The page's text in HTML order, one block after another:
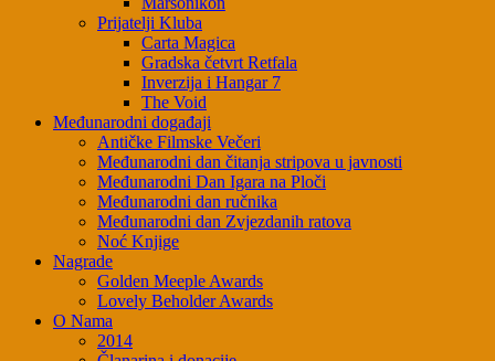
Prijatelji Kluba
Carta Magica
Gradska četvrt Retfala
Inverzija i Hangar 7
The Void
Međunarodni događaji
Antičke Filmske Večeri
Međunarodni dan čitanja stripova u javnosti
Međunarodni Dan Igara na Ploči
Međunarodni dan ručnika
Međunarodni dan Zvjezdanih ratova
Noć Knjige
Nagrade
Golden Meeple Awards
Lovely Beholder Awards
O Nama
2014